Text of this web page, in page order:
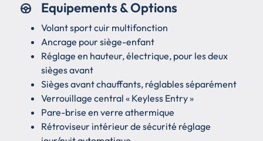
Equipements & Options
Volant sport cuir multifonction
Ancrage pour siège-enfant
Réglage en hauteur, électrique, pour les deux
sièges avant
Sièges avant chauffants, réglables séparément
Verrouillage central « Keyless Entry »
Pare-brise en verre athermique
Rétroviseur intérieur de sécurité réglage